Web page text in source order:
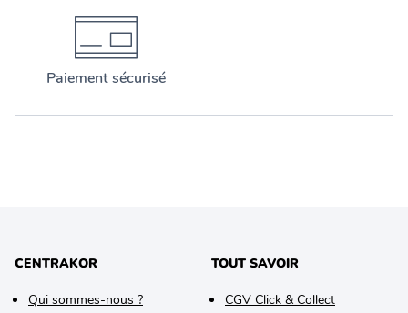
Paiement sécurisé
CENTRAKOR
Qui sommes-nous ?
TOUT SAVOIR
CGV Click & Collect